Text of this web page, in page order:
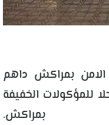
بمراكش داهم
للمؤكولات الخفيفة
بمراكش.